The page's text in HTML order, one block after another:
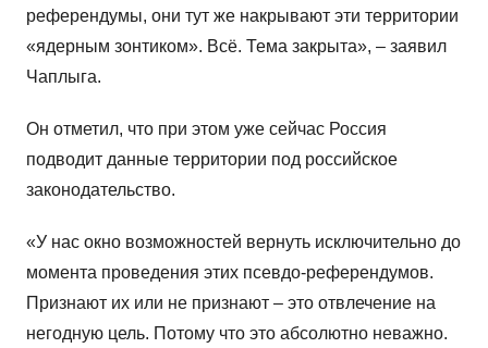
референдумы, они тут же накрывают эти территории
«ядерным зонтиком». Всё. Тема закрыта», – заявил
Чаплыга.
Он отметил, что при этом уже сейчас Россия
подводит данные территории под российское
законодательство.
«У нас окно возможностей вернуть исключительно до
момента проведения этих псевдо-референдумов.
Признают их или не признают – это отвлечение на
негодную цель. Потому что это абсолютно неважно.